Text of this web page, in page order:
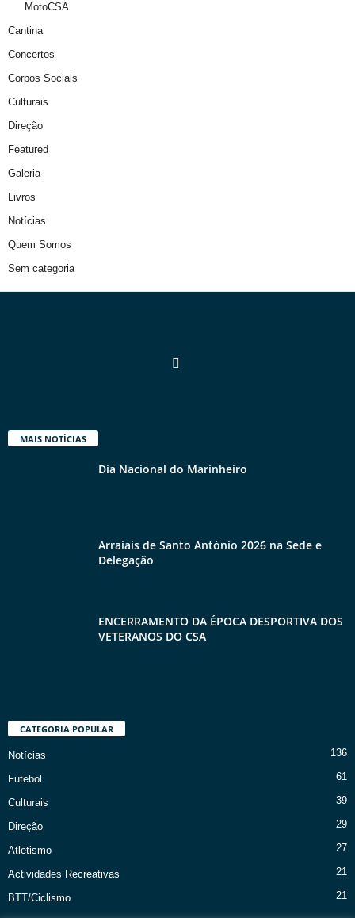
MotoCSA
Cantina
Concertos
Corpos Sociais
Culturais
Direção
Featured
Galeria
Livros
Notícias
Quem Somos
Sem categoria
MAIS NOTÍCIAS
Dia Nacional do Marinheiro
Arraiais de Santo António 2026 na Sede e
Delegação
ENCERRAMENTO DA ÉPOCA DESPORTIVA DOS
VETERANOS DO CSA
CATEGORIA POPULAR
Notícias 136
Futebol 61
Culturais 39
Direção 29
Atletismo 27
Actividades Recreativas 21
BTT/Ciclismo 21